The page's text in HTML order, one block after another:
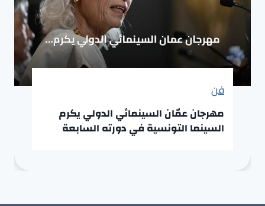
فن
مهرجان عمّان السينمائي الدولي يكرم
السينما التونسية في دورته السابعة